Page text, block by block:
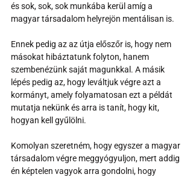
és sok, sok, sok munkába kerül amíg a
magyar társadalom helyrejön mentálisan is.
Ennek pedig az az útja előszőr is, hogy nem
másokat hibáztatunk folyton, hanem
szembenézünk saját magunkkal. A másik
lépés pedig az, hogy leváltjuk végre azt a
kormányt, amely folyamatosan ezt a példát
mutatja nekünk és arra is tanít, hogy kit,
hogyan kell gyűlölni.
Komolyan szeretném, hogy egyszer a magyar
társadalom végre meggyógyuljon, mert addig
én képtelen vagyok arra gondolni, hogy